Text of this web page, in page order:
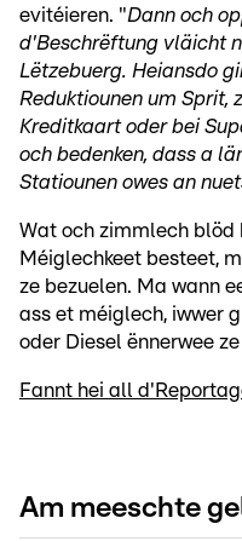
evitéieren. "Dann och
d'Beschrëftung vläicht
Lëtzebuerg. Heiansdo
Reduktiounen um Sprit,
Kreditkaart oder bei
och bedenken, dass a
Statiounen owes an
Wat och zimmlech blöd
Méiglechkeet besteet,
ze bezuelen. Ma wann
ass et méiglech, iwwer
oder Diesel ënnerwee
Fannt hei all
Am meeschte